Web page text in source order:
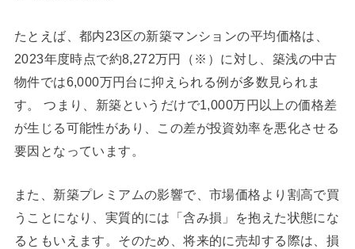
たとえば、都内23区の新築マンションの平均価格は、
2023年度時点で約8,272万円（※）に対し、築浅の中古
物件では6,000万円台に抑えられる例が多数見られま
す。 つまり、新築というだけで1,000万円以上の価格差
が生じる可能性があり、この差が投資効率を悪化させる
要因となっています。
また、新築プレミアムの影響で、市場価格より割高で買
うことになり、実質的には「含み損」を抱えた状態にな
るともいえます。そのため、将来的に売却する際は、損